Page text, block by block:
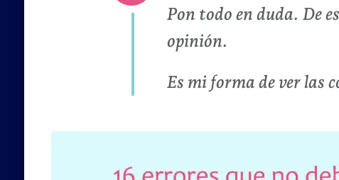
Pon todo en duda. De
opinión.
Es mi forma de ver las